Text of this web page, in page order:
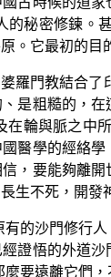
秘密修鍊
。它最初的
羅門教結合
是粗糙的，
輪與脈之中
醫學的經絡
，要能夠離
生不死，開
的沙門修行
證悟的外道
要遠離它們